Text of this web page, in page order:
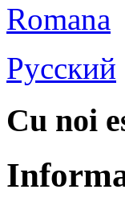
Romana
Русский
Cu noi